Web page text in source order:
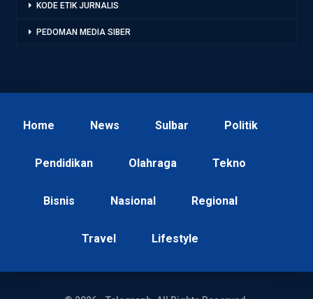
KODE ETIK JURNALIS
PEDOMAN MEDIA SIBER
Home News Sulbar Politik
Pendidikan Olahraga Tekno
Bisnis Nasional Regional
Travel Lifestyle